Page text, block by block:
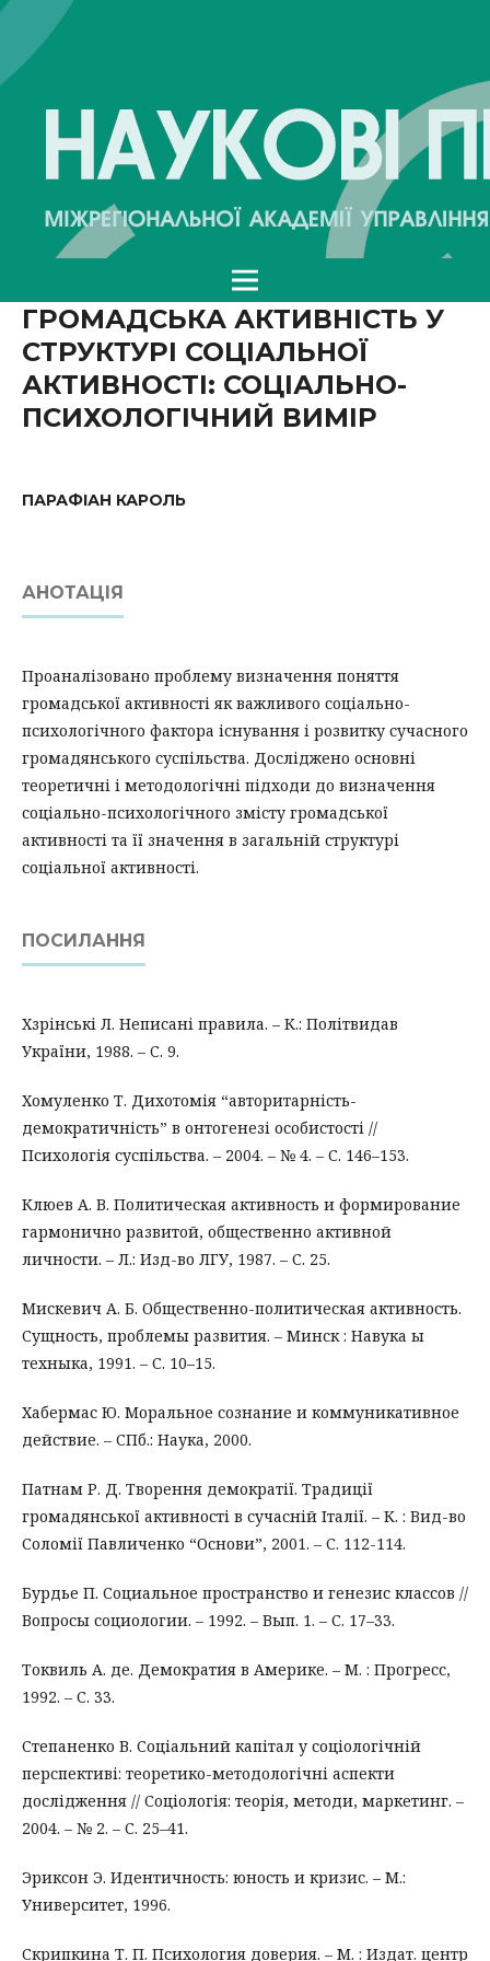
ГРОМАДСЬКА АКТИВНІСТЬ У
СТРУКТУРІ СОЦІАЛЬНОЇ
АКТИВНОСТІ: СОЦІАЛЬНО-
ПСИХОЛОГІЧНИЙ ВИМІР
ПАРАФІАН КАРОЛЬ
АНОТАЦІЯ
Проаналізовано проблему визначення поняття
громадської активності як важливого соціально-
психологічного фактора існування і розвитку сучасного
громадянського суспільства. Досліджено основні
теоретичні і методологічні підходи до визначення
соціально-психологічного змісту громадської
активності та її значення в загальній структурі
соціальної активності.
ПОСИЛАННЯ
Хзрінські Л. Неписані правила. – К.: Політвидав
України, 1988. – C. 9.
Хомуленко Т. Дихотомія “авторитарність-
демократичність” в онтогенезі особистості //
Психологія суспільства. – 2004. – № 4. – С. 146–153.
Клюев А. В. Политическая активность и формирование
гармонично развитой, общественно активной
личности. – Л.: Изд-во ЛГУ, 1987. – С. 25.
Мискевич А. Б. Общественно-политическая активность.
Сущность, проблемы развития. – Минск : Навука ы
техныка, 1991. – С. 10–15.
Хабермас Ю. Моральное сознание и коммуникативное
действие. – СПб.: Наука, 2000.
Патнам Р. Д. Творення демократії. Традиції
громадянської активності в сучасній Італії. – К. : Вид-во
Соломії Павличенко “Основи”, 2001. – С. 112-114.
Бурдье П. Социальное пространство и генезис классов //
Вопросы социологии. – 1992. – Вып. 1. – С. 17–33.
Токвиль А. де. Демократия в Америке. – М. : Прогресс,
1992. – С. 33.
Степаненко В. Соціальний капітал у соціологічній
перспективі: теоретико-методологічні аспекти
дослідження // Соціологія: теорія, методи, маркетинг. –
2004. – № 2. – С. 25–41.
Эриксон Э. Идентичность: юность и кризис. – М.:
Университет, 1996.
Скрипкина Т. П. Психология доверия. – М. : Издат. центр